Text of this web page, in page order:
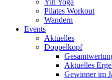
Yin Yoga
Pilates Workout
Wandern
Events
Aktuelles
Doppelkopf
Aktuelles
Gewinner im